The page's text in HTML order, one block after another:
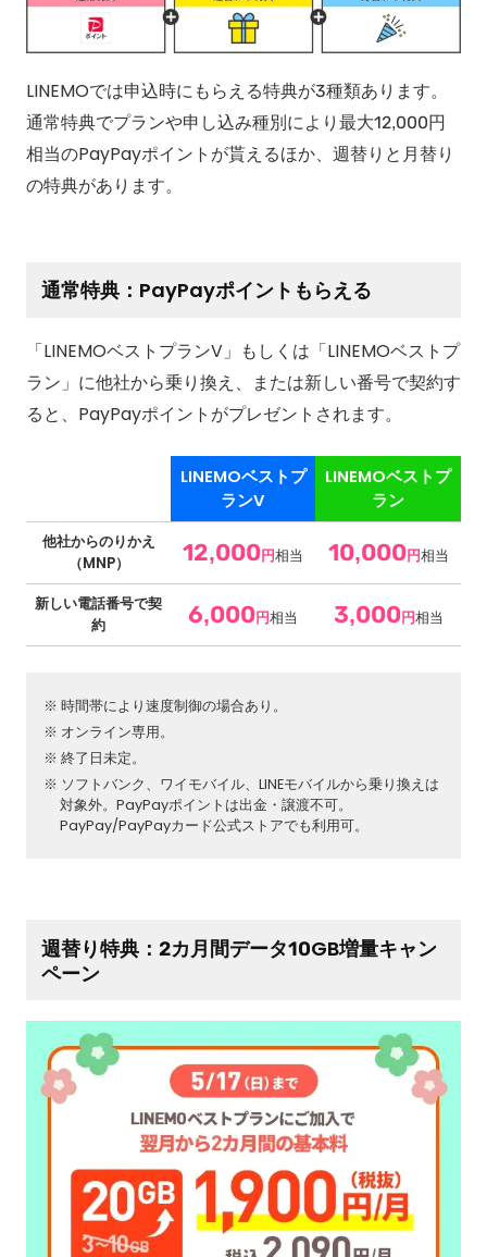
LINEMOでは申込時にもらえる特典が3種類あります。
通常特典でプランや申し込み種別により最大12,000円
相当のPayPayポイントが貰えるほか、週替りと月替り
の特典があります。
通常特典：PayPayポイントもらえる
「LINEMOベストプランV」もしくは「LINEMOベストプ
ラン」に他社から乗り換え、または新しい番号で契約す
ると、PayPayポイントがプレゼントされます。
LINEMOベストプ
ランV
LINEMOベストプ
ラン
他社からのりかえ
（MNP）
12,000円相当 10,000円相当
新しい電話番号で契
約
6,000円相当 3,000円相当
時間帯により速度制御の場合あり。
オンライン専用。
終了日未定。
ソフトバンク、ワイモバイル、LINEモバイルから乗り換えは
対象外。PayPayポイントは出金・譲渡不可。
PayPay/PayPayカード公式ストアでも利用可。
週替り特典：2カ月間データ10GB増量キャン
ペーン